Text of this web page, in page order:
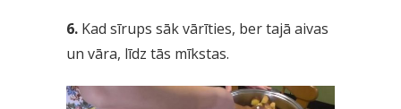
6. Kad sīrups sāk vārīties, ber tajā aivas
un vāra, līdz tās mīkstas.